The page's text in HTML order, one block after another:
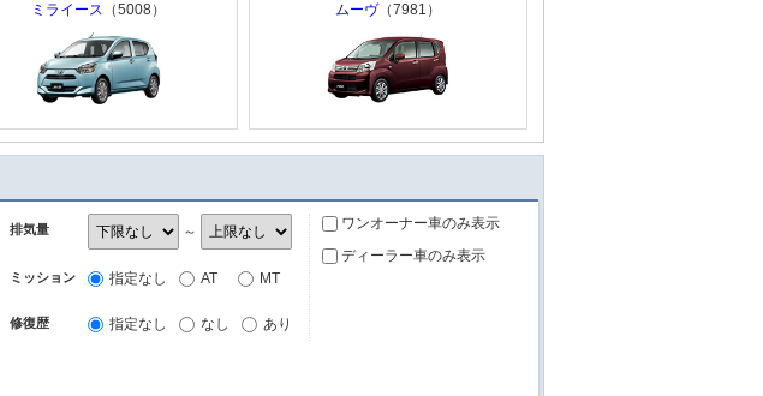
ミライース （5008） ムーヴ（7981）
排気量 ～
ミッション 指定なし AT MT
修復歴 指定なし なし あり
ワンオーナー車のみ表示
ディーラー車のみ表示